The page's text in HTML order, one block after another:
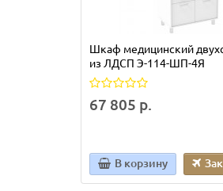
Шкаф медицинский
из ЛДСП Э-114-ШП-4Я
67 805 р.
В корзину